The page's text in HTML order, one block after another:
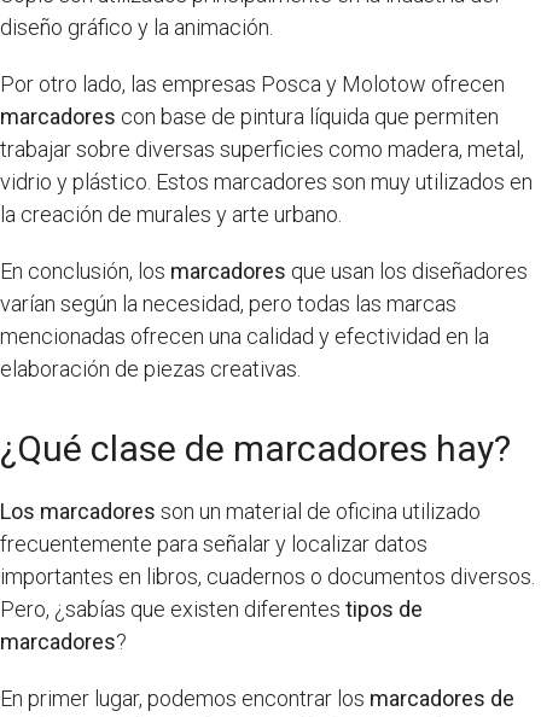
diseño gráfico y la animación.
Por otro lado, las empresas Posca y Molotow ofrecen
marcadores con base de pintura líquida que permiten
trabajar sobre diversas superficies como madera, metal,
vidrio y plástico. Estos marcadores son muy utilizados en
la creación de murales y arte urbano.
En conclusión, los marcadores que usan los diseñadores
varían según la necesidad, pero todas las marcas
mencionadas ofrecen una calidad y efectividad en la
elaboración de piezas creativas.
¿Qué clase de marcadores hay?
Los marcadores son un material de oficina utilizado
frecuentemente para señalar y localizar datos
importantes en libros, cuadernos o documentos diversos.
Pero, ¿sabías que existen diferentes tipos de
marcadores?
En primer lugar, podemos encontrar los marcadores de